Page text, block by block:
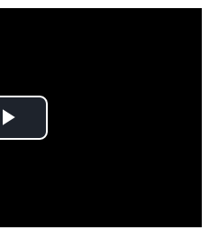
Play